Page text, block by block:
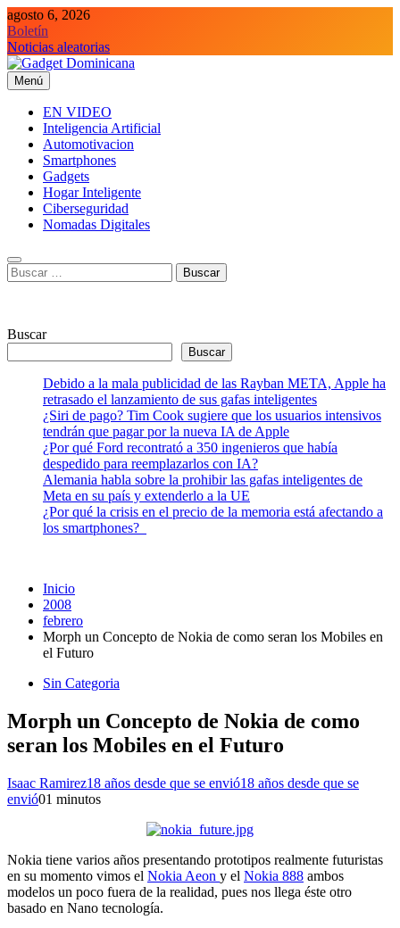
Saltar
al
contenido
agosto 6, 2026
Boletín
Noticias aleatorias
Gadget Dominicana
Gadgets y Tecnología de consumo
Menú
EN VIDEO
Inteligencia Artificial
Automotivacion
Smartphones
Gadgets
Hogar Inteligente
Ciberseguridad
Nomadas Digitales
Buscar:
Buscar
Buscar
Debido a la mala publicidad de las Rayban META, Apple ha
retrasado el lanzamiento de sus gafas inteligentes
¿Siri de pago? Tim Cook sugiere que los usuarios intensivos
tendrán que pagar por la nueva IA de Apple
¿Por qué Ford recontrató a 350 ingenieros que había
despedido para reemplazarlos con IA?
Alemania habla sobre la prohibir las gafas inteligentes de
Meta en su país y extenderlo a la UE
¿Por qué la crisis en el precio de la memoria está afectando a
los smartphones?
Inicio
2008
febrero
Morph un Concepto de Nokia de como seran los Mobiles en
el Futuro
Sin Categoria
Morph un Concepto de Nokia de como
seran los Mobiles en el Futuro
Isaac Ramirez18 años desde que se envió18 años desde que se
envió01 minutos
Nokia tiene varios años presentando prototipos realmente futuristas
en su momento vimos el Nokia Aeon y el Nokia 888 ambos
modelos un poco fuera de la realidad, pues nos llega éste otro
basado en Nano tecnología.